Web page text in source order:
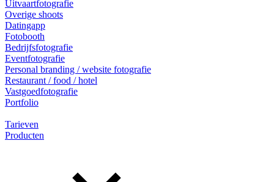
Uitvaartfotografie
Overige shoots
Datingapp
Fotobooth
Bedrijfsfotografie
Eventfotografie
Personal branding / website fotografie
Restaurant / food / hotel
Vastgoedfotografie
Portfolio
Tarieven
Producten